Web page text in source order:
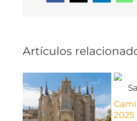
Artículos
2025